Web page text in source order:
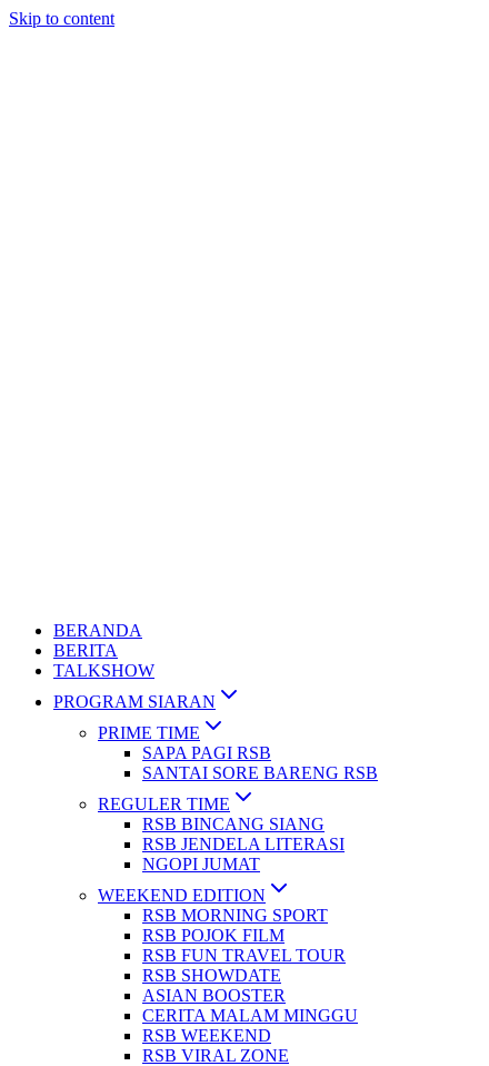
Skip to content
BERANDA
BERITA
TALKSHOW
PROGRAM SIARAN
PRIME TIME
SAPA PAGI RSB
SANTAI SORE BARENG RSB
REGULER TIME
RSB BINCANG SIANG
RSB JENDELA LITERASI
NGOPI JUMAT
WEEKEND EDITION
RSB MORNING SPORT
RSB POJOK FILM
RSB FUN TRAVEL TOUR
RSB SHOWDATE
ASIAN BOOSTER
CERITA MALAM MINGGU
RSB WEEKEND
RSB VIRAL ZONE